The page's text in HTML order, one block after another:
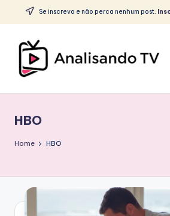
Skip
content
Se inscreva e não perca nenhum post.
A
L
S
A
HBO
Home HBO